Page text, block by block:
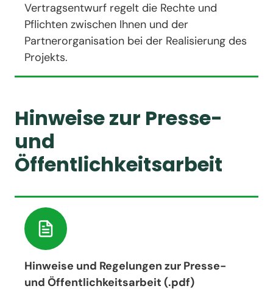
Vertragsentwurf regelt die Rechte und
Pflichten zwischen Ihnen und der
Partnerorganisation bei der Realisierung des
Projekts.
Hinweise zur Presse-
und
Öffentlichkeitsarbeit
Hinweise und Regelungen zur Presse-
und Öffentlichkeitsarbeit (.pdf)